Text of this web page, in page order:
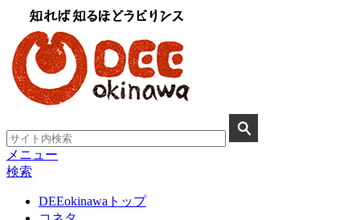
メニュー
検索
DEEokinawaトップ